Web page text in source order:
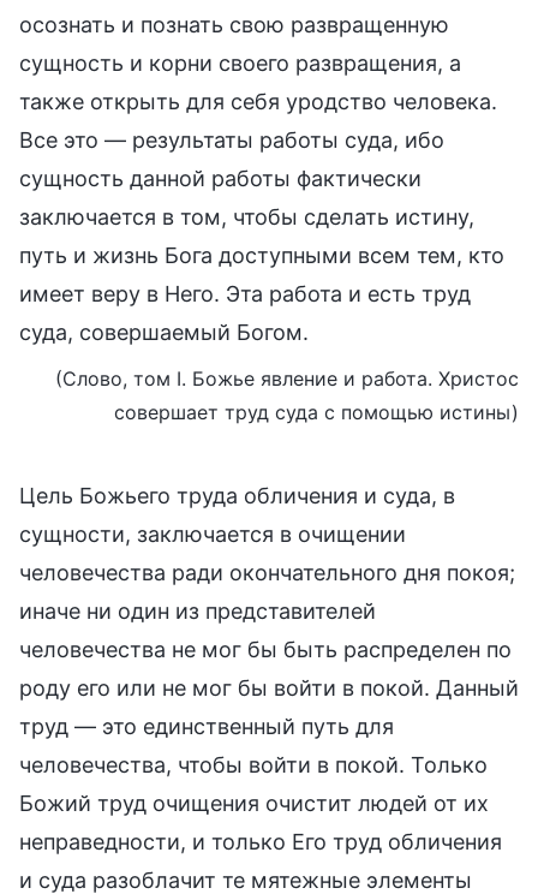
осознать и познать свою развращенную
сущность и корни своего развращения, а
также открыть для себя уродство человека.
Все это — результаты работы суда, ибо
сущность данной работы фактически
заключается в том, чтобы сделать истину,
путь и жизнь Бога доступными всем тем, кто
имеет веру в Него. Эта работа и есть труд
суда, совершаемый Богом.
(Слово, том I. Божье явление и работа. Христос
совершает труд суда с помощью истины)
Цель Божьего труда обличения и суда, в
сущности, заключается в очищении
человечества ради окончательного дня покоя;
иначе ни один из представителей
человечества не мог бы быть распределен по
роду его или не мог бы войти в покой. Данный
труд — это единственный путь для
человечества, чтобы войти в покой. Только
Божий труд очищения очистит людей от их
неправедности, и только Его труд обличения
и суда разоблачит те мятежные элементы